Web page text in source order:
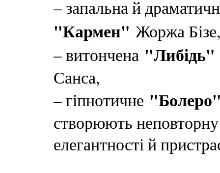
– запальна й
"Кармен" Жоржа Бізе,
– витончена "Либідь"
Санса,
– гіпнотичне
створюють
елегантності й